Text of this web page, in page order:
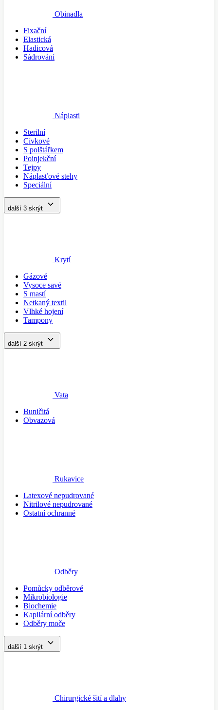
Obinadla
Fixační
Elastická
Hadicová
Sádrování
Náplasti
Sterilní
Cívkové
S polštářkem
Poinjekční
Tejpy
Náplasťové stehy
Speciální
další 3 skrýt
Krytí
Gázové
Vysoce savé
S mastí
Netkaný textil
Vlhké hojení
Tampony
další 2 skrýt
Vata
Buničitá
Obvazová
Rukavice
Latexové nepudrované
Nitrilové nepudrované
Ostatní ochranné
Odběry
Pomůcky odběrové
Mikrobiologie
Biochemie
Kapilární odběry
Odběry moče
další 1 skrýt
Chirurgické šití a dlahy